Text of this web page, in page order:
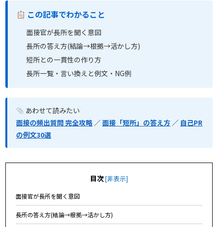
この記事でわかること
面接官が長所を聞く意図
長所の答え方(結論→根拠→活かし方)
短所との一貫性の作り方
長所一覧・言い換えと例文・NG例
あわせて読みたい
面接の頻出質問 完全攻略 ／面接「短所」の答え方 ／ 自己PR
の例文30選
目次[非表示]
面接官が長所を聞く意図
長所の答え方(結論→根拠→活かし方)